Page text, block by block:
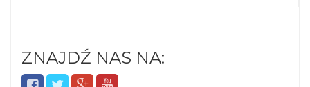
ZNAJDŹ NAS NA: